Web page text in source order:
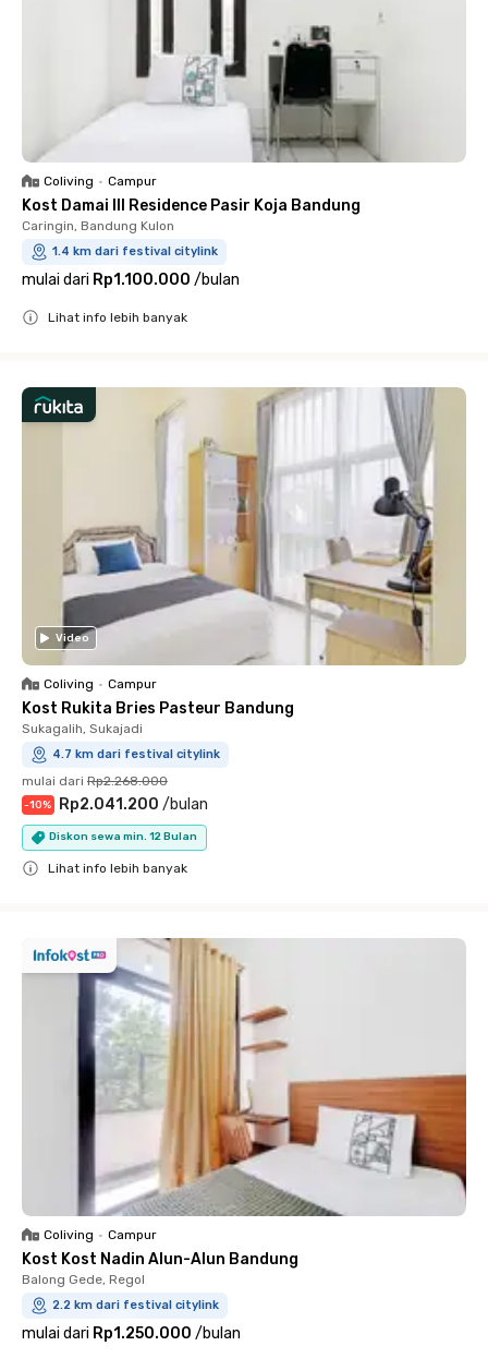
Coliving • Campur
Kost Damai III Residence Pasir Koja Bandung
Caringin, Bandung Kulon
1.4 km dari festival citylink
mulai dari Rp1.100.000 /bulan
Lihat info lebih banyak
Video
Coliving • Campur
Kost Rukita Bries Pasteur Bandung
Sukagalih, Sukajadi
4.7 km dari festival citylink
mulai dari Rp2.268.000
-10% Rp2.041.200 /bulan
Diskon sewa min. 12 Bulan
Lihat info lebih banyak
Coliving • Campur
Kost Kost Nadin Alun-Alun Bandung
Balong Gede, Regol
2.2 km dari festival citylink
mulai dari Rp1.250.000 /bulan